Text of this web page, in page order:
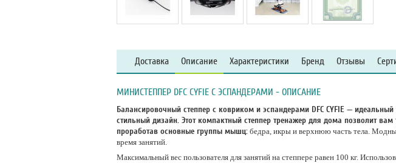
Доставка Описание Характеристики Бренд Отзывы
МИНИСТЕППЕР DFC CYFIE С ЭСПАНДЕРАМИ - ОПИСАНИЕ
Балансировочный степпер с ковриком и эспандерами DFC CYFIE —
стильный дизайн. Этот компактный степпер тренажер для дома позволит
проработав основные группы мышц: бедра, икры и верхнюю часть тела.
время занятий.
Максимальный вес пользователя для занятий на степпере равен 100 кг.